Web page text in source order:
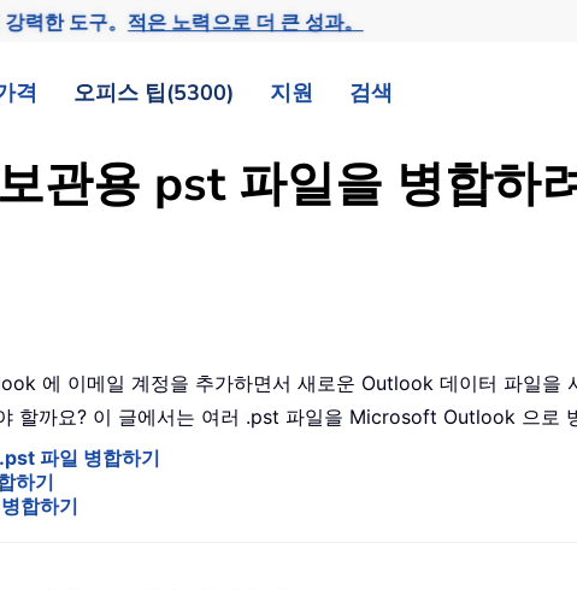
력한 도구。적은 노력으로 더 큰 성과。
격 오피스 팁(5300) 지원 검색
관용 pst 파일을 병합하
에 이메일 계정을 추가하면서 새로운 Outlook 데이터 파일을
할까요? 이 글에서는 여러 .pst 파일을 Microsoft Outlook 으로
파일 병합하기
하기
합하기